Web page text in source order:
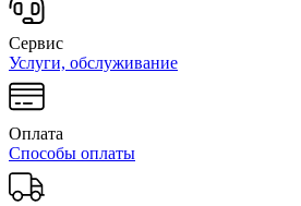
Сервис
Услуги, обслуживание
Оплата
Способы оплаты